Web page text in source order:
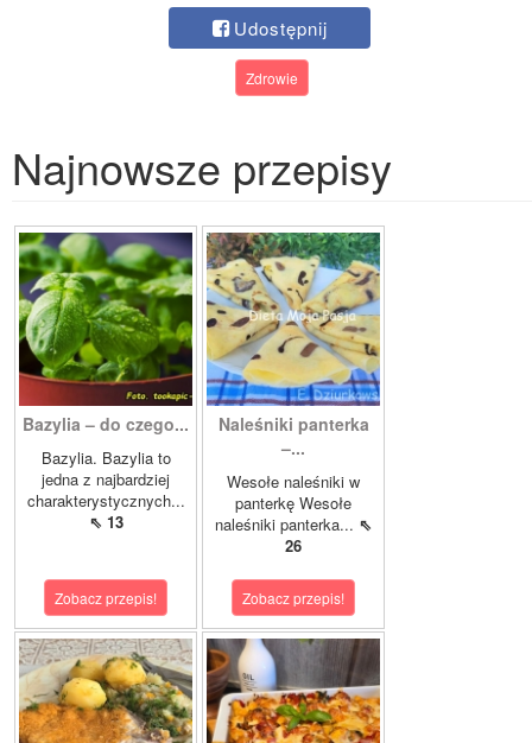
Udostępnij
Zdrowie
Najnowsze przepisy
Bazylia – do czego...
Bazylia. Bazylia to
jedna z najbardziej
charakterystycznych...
⇖ 13
Zobacz przepis!
Naleśniki panterka
–...
Wesołe naleśniki w
panterkę Wesołe
naleśniki panterka... ⇖
26
Zobacz przepis!